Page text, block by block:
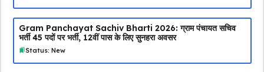
Gram Panchayat Sachiv Bharti 2026: ग्राम पंचायत सचिव
भर्ती 45 पदों पर भर्ती, 12वीं पास के लिए सुनहरा अवसर
Status: New